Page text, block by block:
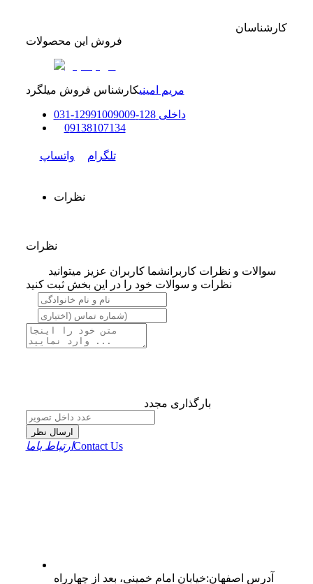
کارشناسان
فروش این محصولات
مریم امینیکارشناس فروش میلگرد
داخلی128-129
91009009
-
031
09138107134
تلگرام واتساپ
نظرات
نظرات
سوالات و نظرات کاربرانشما کاربران عزیز میتوانید
نظرات و سوالات خود را در این بخش ثبت کنید
بارگذاری مجدد
ارسال نظر
ارتباط باماContact Us
آدرس اصفهان:خیابان امام خمینی، بعد از چهارراه